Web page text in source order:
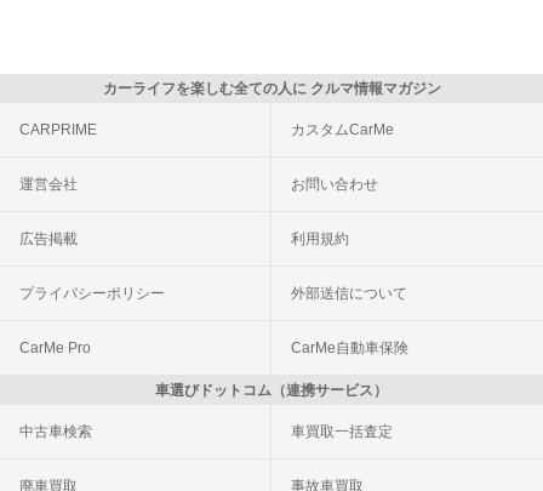
カーライフを楽しむ全ての人に クルマ情報マガジン
CARPRIME カスタムCarMe
運営会社 お問い合わせ
広告掲載 利用規約
プライバシーポリシー 外部送信について
CarMe Pro CarMe自動車保険
車選びドットコム（連携サービス）
中古車検索 車買取一括査定
廃車買取 事故車買取